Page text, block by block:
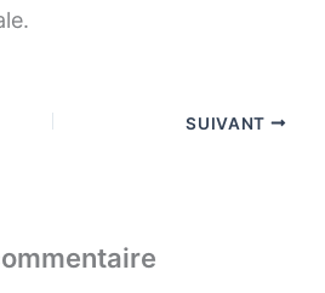
SUIVANT